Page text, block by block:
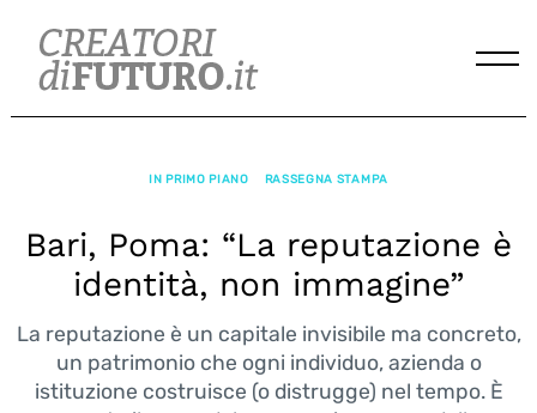
content
IN PRIMO PIANO RASSEGNA STAMPA
Bari, Poma: “La reputazione è
identità, non immagine”
La reputazione è un capitale invisibile ma concreto,
un patrimonio che ogni individuo, azienda o
istituzione costruisce (o distrugge) nel tempo. È